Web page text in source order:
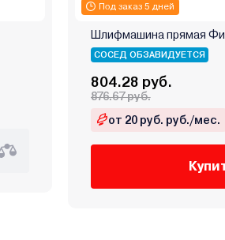
Под заказ 5 дней
Шлифмашина прямая
СОСЕД ОБЗАВИДУЕТСЯ
804.28 руб.
876.67 руб.
от 20 руб. руб./мес.